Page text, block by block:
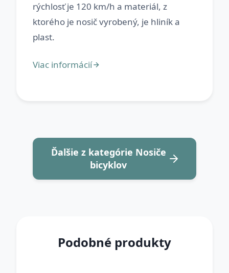
rýchlosť je 120 km/h a materiál, z
ktorého je nosič vyrobený, je hliník a
Ďalšie z kategórie Nosiče
bicyklov
Podobné produkty